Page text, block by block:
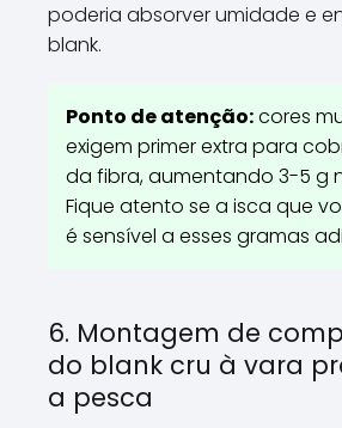
poderia absorver umidade e
blank.
Ponto de atenção:cores
exigem primer extra para
da fibra, aumentando 3-5 g
Fique atento se a isca que
é sensível a esses gramas
6. Montagem de
do blank cru à vara
a pesca